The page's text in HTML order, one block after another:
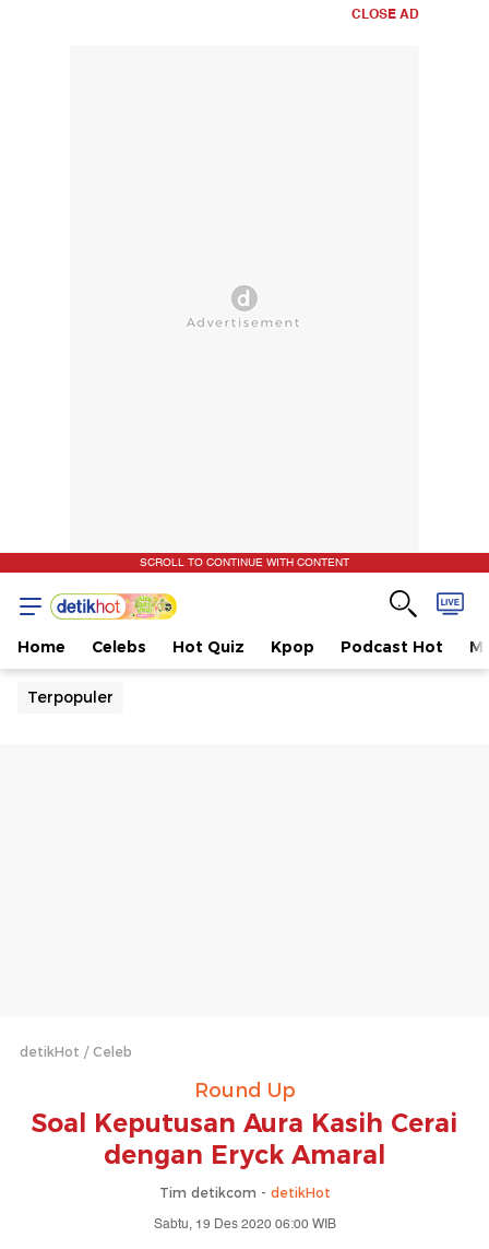
CLOSE AD
SCROLL TO CONTINUE WITH CONTENT
Home Celebs Hot Quiz Kpop Podcast Hot
Terpopuler
detikHot Celeb
Round Up
Soal Keputusan Aura Kasih Cerai
dengan Eryck Amaral
Tim detikcom - detikHot
Sabtu, 19 Des 2020 06:00 WIB